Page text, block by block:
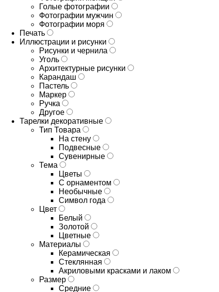
Голые фотографии
Фотографии мужчин
Фотографии моря
Печать
Иллюстрации и рисунки
Рисунки и чернила
Уголь
Архитектурные рисунки
Карандаш
Пастель
Маркер
Ручка
Другое
Тарелки декоративные
Тип Товара
На стену
Подвесные
Сувенирные
Тема
Цветы
С орнаментом
Необычные
Символ года
Цвет
Белый
Золотой
Цветные
Материалы
Керамическая
Стеклянная
Акриловыми красками и лаком
Размер
Средние